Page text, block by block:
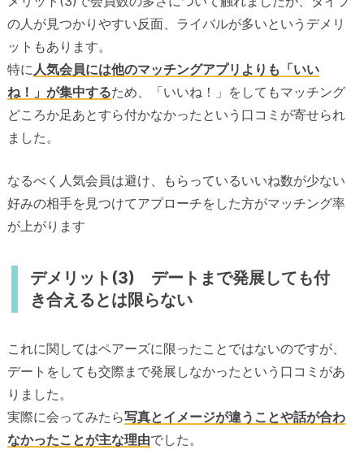
の人が見つかりやすい反面、ライバルが多いというデメリ
ットもあります。
特に 人気会員には他のマッチングアプリよりも「いい
ね！」が集中するため、「いいね！」をしてもマッチング
どころか足あとすら付かなかったという口コミが寄せられ
ました。
なるべく人気会員は避け、もらっているいいね数が少ない
好みの相手を見つけてアプローチをした方がマッチング率
が上がります
デメリット(3) デートまで発展しても付
き合えるとは限らない
これに関してはペアーズに限ったことではないのですが、
デートをしても交際まで発展しなかったという口コミがあ
りました。
実際に会ってみたら写真とイメージが違うことや話が合わ
なかったことが主な理由でした。